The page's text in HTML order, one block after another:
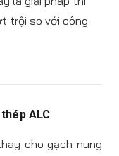
trội so với công
ALC
cho gạch nung